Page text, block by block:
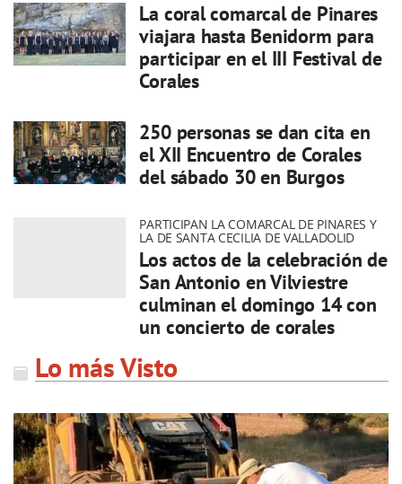
La coral comarcal de Pinares
viajara hasta Benidorm para
participar en el III Festival de
Corales
250 personas se dan cita en
el XII Encuentro de Corales
del sábado 30 en Burgos
PARTICIPAN LA COMARCAL DE PINARES Y
LA DE SANTA CECILIA DE VALLADOLID
Los actos de la celebración de
San Antonio en Vilviestre
culminan el domingo 14 con
un concierto de corales
Lo más Visto